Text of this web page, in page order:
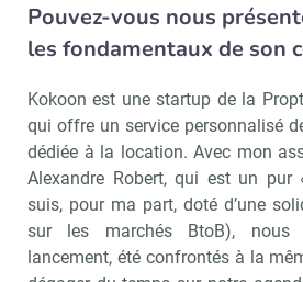
Pouvez-vous nous
les fondamentaux de son
Kokoon est une startup de la
qui offre un service personnalisé
dédiée à la location. Avec mon
Alexandre Robert, qui est un
suis, pour ma part, doté d’une
sur les marchés BtoB), nous
lancement, été confrontés à la